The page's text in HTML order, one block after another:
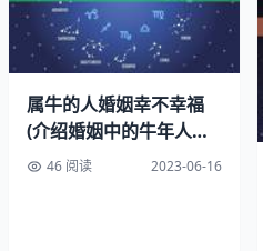
2.稳定的感情基础
结婚需要有一个稳定的感情基
象时，要考虑到双方的性格、
能够相互理解、支持和信任。
3.经济基础
结婚需要一定的经济基础，这
属牛的人婚姻幸不幸福
(介绍婚姻中的牛年人幸
福还是不幸福)
46 阅读 2023-06-16